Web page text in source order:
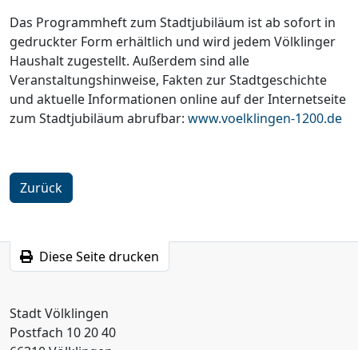
Das Programmheft zum Stadtjubiläum ist ab sofort in
gedruckter Form erhältlich und wird jedem Völklinger
Haushalt zugestellt. Außerdem sind alle
Veranstaltungshinweise, Fakten zur Stadtgeschichte
und aktuelle Informationen online auf der Internetseite
zum Stadtjubiläum abrufbar: www.voelklingen-1200.de
Zurück
Diese Seite drucken
Stadt Völklingen
Postfach 10 20 40